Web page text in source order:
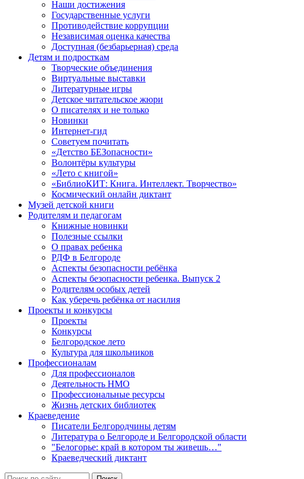
Наши достижения
Государственные услуги
Противодействие коррупции
Независимая оценка качества
Доступная (безбарьерная) среда
Детям и подросткам
Творческие объединения
Виртуальные выставки
Литературные игры
Детское читательское жюри
О писателях и не только
Новинки
Интернет-гид
Советуем почитать
«Детство БЕЗопасности»
Волонтёры культуры
«Лето с книгой»
«БиблиоКИТ: Книга. Интеллект. Творчество»
Космический онлайн диктант
Музей детской книги
Родителям и педагогам
Книжные новинки
Полезные ссылки
О правах ребенка
РДФ в Белгороде
Аспекты безопасности ребёнка
Аспекты безопасности ребенка. Выпуск 2
Родителям особых детей
Как уберечь ребёнка от насилия
Проекты и конкурсы
Проекты
Конкурсы
Белгородское лето
Культура для школьников
Профессионалам
Для профессионалов
Деятельность НМО
Профессиональные ресурсы
Жизнь детских библиотек
Краеведение
Писатели Белгородчины детям
Литература о Белгороде и Белгородской области
"Белогорье: край в котором ты живешь…"
Краеведческий диктант